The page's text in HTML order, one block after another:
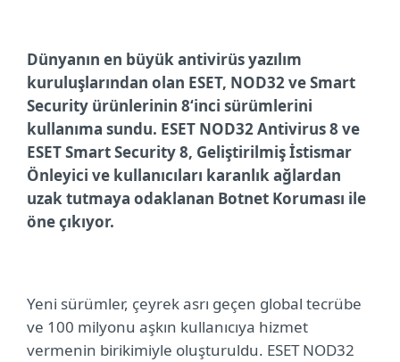
Dünyanın en büyük antivirüs yazılım
kuruluşlarından olan ESET, NOD32 ve Smart
Security ürünlerinin 8‘inci sürümlerini
kullanıma sundu. ESET NOD32 Antivirus 8 ve
ESET Smart Security 8, Geliştirilmiş İstismar
Önleyici ve kullanıcıları karanlık ağlardan
uzak tutmaya odaklanan Botnet Koruması ile
öne çıkıyor.
Yeni sürümler, çeyrek asrı geçen global tecrübe
ve 100 milyonu aşkın kullanıcıya hizmet
vermenin birikimiyle oluşturuldu. ESET NOD32